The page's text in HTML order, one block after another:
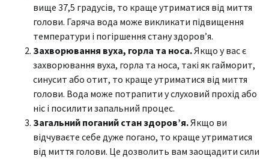
вище 37,5 градусів, то краще утриматися від миття
голови. Гаряча вода може викликати підвищення
температури і погіршення стану здоров’я.
Захворювання вуха, горла та носа.Якщо у вас є
захворювання вуха, горла та носа, такі як гайморит,
синусит або отит, то краще утриматися від миття
голови. Вода може потрапити у слуховий прохід або
ніс і посилити запальний процес.
Загальний поганий стан здоров’я.Якщо ви
відчуваєте себе дуже погано, то краще утриматися
від миття голови. Це дозволить вам заощадити сили